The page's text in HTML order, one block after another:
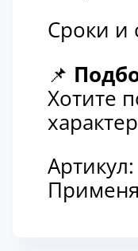
Сроки и
📌
Хотите
Артикул: